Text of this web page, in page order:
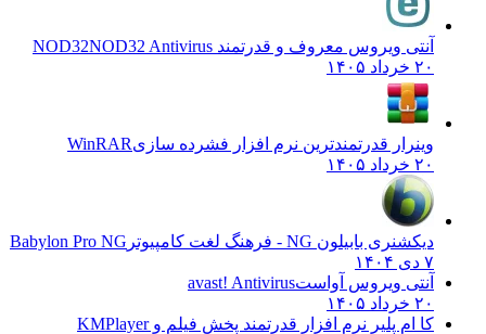
آنتی ویروس معروف و قدرتمند NOD32 NOD32 Antivirus
وینرار قدرتمندترین نرم افزار فشرده سازیWinRAR
دیکشنری بابیلون NG - فرهنگ لغت کامپیوتر
Babylon Pro NG
آنتی ویروس آواستavast! Antivirus
کا ام پلیر نرم افزار قدرتمند پخش فیلم وKMPlayer